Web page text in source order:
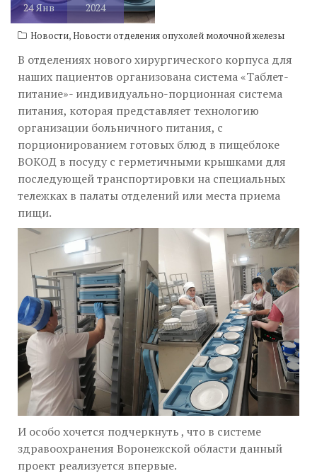
24Янв 2024
Новости,Новости отделения опухолей молочной железы
В отделениях нового хирургического корпуса для
наших пациентов организована система «Таблет-
питание»- индивидуально-порционная система
питания, которая представляет технологию
организации больничного питания, с
порционированием готовых блюд в пищеблоке
ВОКОД в посуду с герметичными крышками для
последующей транспортировки на специальных
тележках в палаты отделений или места приема
пищи.
И особо хочется подчеркнуть , что в системе
здравоохранения Воронежской области данный
проект реализуется впервые.